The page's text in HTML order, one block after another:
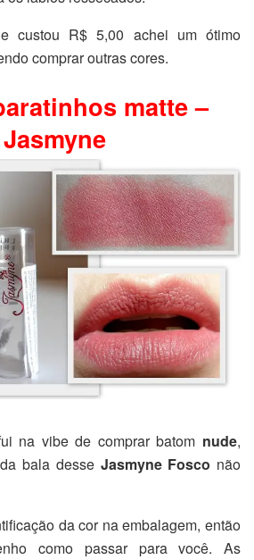
custou R$ 5,00 achei um ótimo
comprar outras cores.
matte –
Jasmyne
na vibe de comprar batom nude,
bala desse Jasmyne Fosco não
da cor na embalagem, então
como passar para você. As